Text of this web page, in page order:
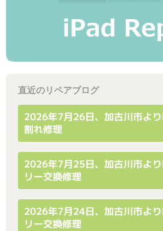
直近のリペアブログ
2026年7月26日、加古川市よ
割れ修理
2026年7月25日、加古川市よ
リー交換修理
2026年7月24日、加古川市よ
リー交換修理